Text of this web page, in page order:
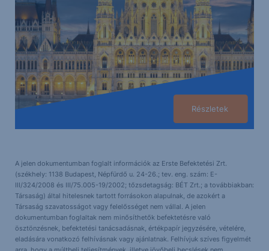
Részletek
A jelen dokumentumban foglalt információk az Erste Befektetési Zrt.
(székhely: 1138 Budapest, Népfürdő u. 24-26.; tev. eng. szám: E-
III/324/2008 és III/75.005-19/2002; tőzsdetagság: BÉT Zrt.; a továbbiakban:
Társaság) által hitelesnek tartott forrásokon alapulnak, de azokért a
Társaság szavatosságot vagy felelősséget nem vállal. A jelen
dokumentumban foglaltak nem minősíthetők befektetésre való
ösztönzésnek, befektetési tanácsadásnak, értékpapír jegyzésére, vételére,
eladására vonatkozó felhívásnak vagy ajánlatnak. Felhívjuk szíves figyelmét